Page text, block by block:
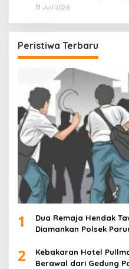
Paling Cuan & Volume
31 Juli 2026
Peristiwa Terbaru
1
Dua Remaja Hendak
Diamankan Polsek
2
Kebakaran Hotel
Berawal dari Gedung